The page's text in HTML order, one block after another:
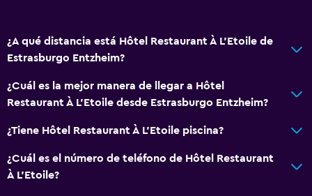
¿A qué distancia está Hôtel Restaurant À L'Etoile de
Estrasburgo Entzheim?
¿Cuál es la mejor manera de llegar a Hôtel
Restaurant À L'Etoile desde Estrasburgo Entzheim?
¿Tiene Hôtel Restaurant À L'Etoile piscina?
¿Cuál es el número de teléfono de Hôtel Restaurant
À L'Etoile?